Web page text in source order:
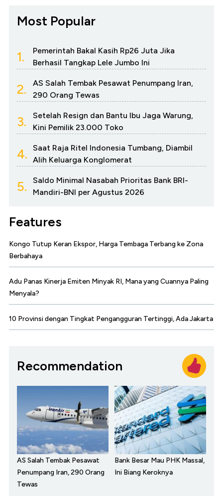
Most Popular
1.
Pemerintah Bakal Kasih Rp26 Juta Jika
Berhasil Tangkap Lele Jumbo Ini
2.
AS Salah Tembak Pesawat Penumpang Iran,
290 Orang Tewas
3.
Setelah Resign dan Bantu Ibu Jaga Warung,
Kini Pemilik 23.000 Toko
4.
Saat Raja Ritel Indonesia Tumbang, Diambil
Alih Keluarga Konglomerat
5.
Saldo Minimal Nasabah Prioritas Bank BRI-
Mandiri-BNI per Agustus 2026
Features
Kongo Tutup Keran Ekspor, Harga Tembaga Terbang ke Zona
Berbahaya
Adu Panas Kinerja Emiten Minyak RI, Mana yang Cuannya Paling
Menyala?
10 Provinsi dengan Tingkat Pengangguran Tertinggi, Ada Jakarta
Recommendation
AS Salah Tembak Pesawat
Penumpang Iran, 290 Orang
Tewas
Bank Besar Mau PHK Massal,
Ini Biang Keroknya